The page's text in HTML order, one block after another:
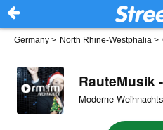
Germany > North Rhine-Westphalia >
RauteMusik
Moderne